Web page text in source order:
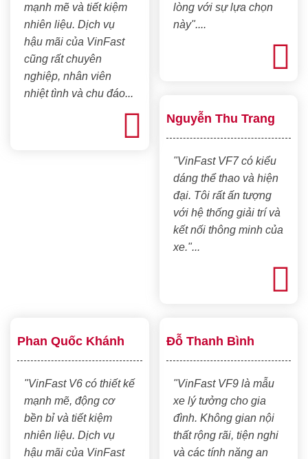
mạnh mẽ và tiết kiệm
nhiên liệu. Dịch vụ
hậu mãi của VinFast
cũng rất chuyên
nghiệp, nhân viên
nhiệt tình và chu đáo...
lòng với sự lựa chọn
này"....
Nguyễn Thu Trang
"VinFast VF7 có kiểu
dáng thể thao và hiện
đại. Tôi rất ấn tượng
với hệ thống giải trí và
kết nối thông minh của
xe."...
Phan Quốc Khánh
"VinFast V6 có thiết kế
mạnh mẽ, động cơ
bền bỉ và tiết kiệm
nhiên liệu. Dịch vụ
hậu mãi của VinFast
Đỗ Thanh Bình
"VinFast VF9 là mẫu
xe lý tưởng cho gia
đình. Không gian nội
thất rộng rãi, tiện nghi
và các tính năng an